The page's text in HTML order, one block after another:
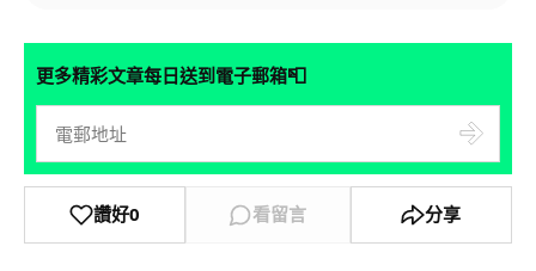
更多精彩文章每日送到電子郵箱📮
讚好0 看留言 分享